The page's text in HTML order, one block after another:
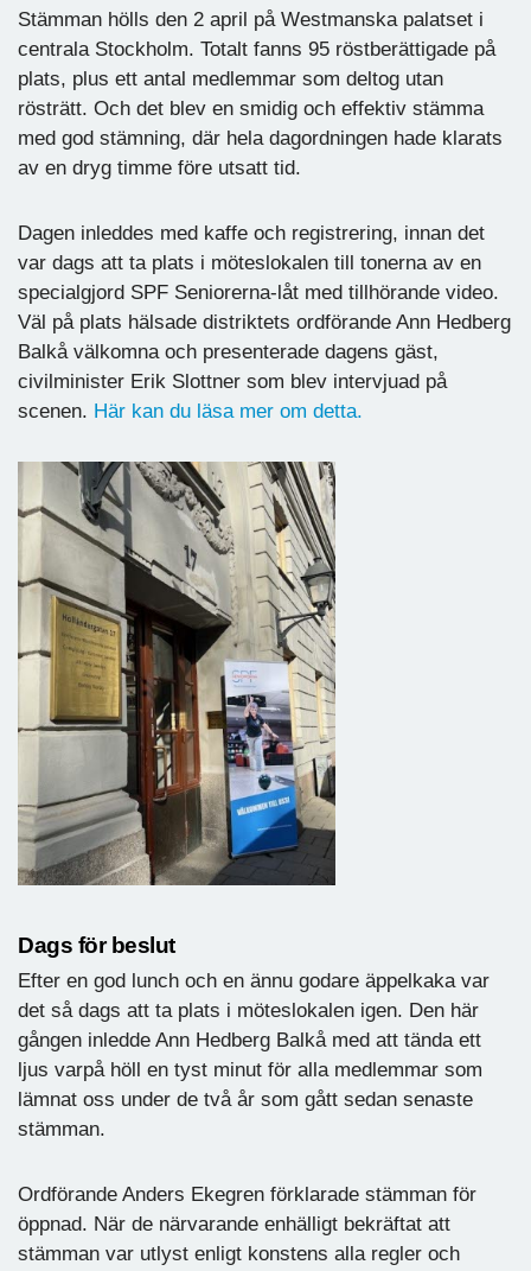
Stämman hölls den 2 april på Westmanska palatset i
centrala Stockholm. Totalt fanns 95 röstberättigade på
plats, plus ett antal medlemmar som deltog utan
rösträtt. Och det blev en smidig och effektiv stämma
med god stämning, där hela dagordningen hade klarats
av en dryg timme före utsatt tid.
Dagen inleddes med kaffe och registrering, innan det
var dags att ta plats i möteslokalen till tonerna av en
specialgjord SPF Seniorerna-låt med tillhörande video.
Väl på plats hälsade distriktets ordförande Ann Hedberg
Balkå välkomna och presenterade dagens gäst,
civilminister Erik Slottner som blev intervjuad på
scenen. Här kan du läsa mer om detta.
Dags för beslut
Efter en god lunch och en ännu godare äppelkaka var
det så dags att ta plats i möteslokalen igen. Den här
gången inledde Ann Hedberg Balkå med att tända ett
ljus varpå höll en tyst minut för alla medlemmar som
lämnat oss under de två år som gått sedan senaste
stämman.
Ordförande Anders Ekegren förklarade stämman för
öppnad. När de närvarande enhälligt bekräftat att
stämman var utlyst enligt konstens alla regler och